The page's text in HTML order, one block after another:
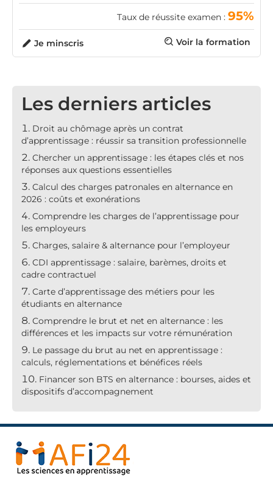
Taux de réussite examen : 95%
Voir la formation
Je minscris
Les derniers articles
Droit au chômage après un contrat
d’apprentissage : réussir sa transition professionnelle
Chercher un apprentissage : les étapes clés et nos
réponses aux questions essentielles
Calcul des charges patronales en alternance en
2026 : coûts et exonérations
Comprendre les charges de l’apprentissage pour
les employeurs
Charges, salaire & alternance pour l’employeur
CDI apprentissage : salaire, barèmes, droits et
cadre contractuel
Carte d’apprentissage des métiers pour les
étudiants en alternance
Comprendre le brut et net en alternance : les
différences et les impacts sur votre rémunération
Le passage du brut au net en apprentissage :
calculs, réglementations et bénéfices réels
Financer son BTS en alternance : bourses, aides et
dispositifs d’accompagnement